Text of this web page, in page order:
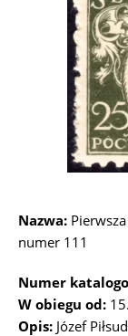
Nazwa:
numer 111
Numer
W obiegu od:
Opis: Józef